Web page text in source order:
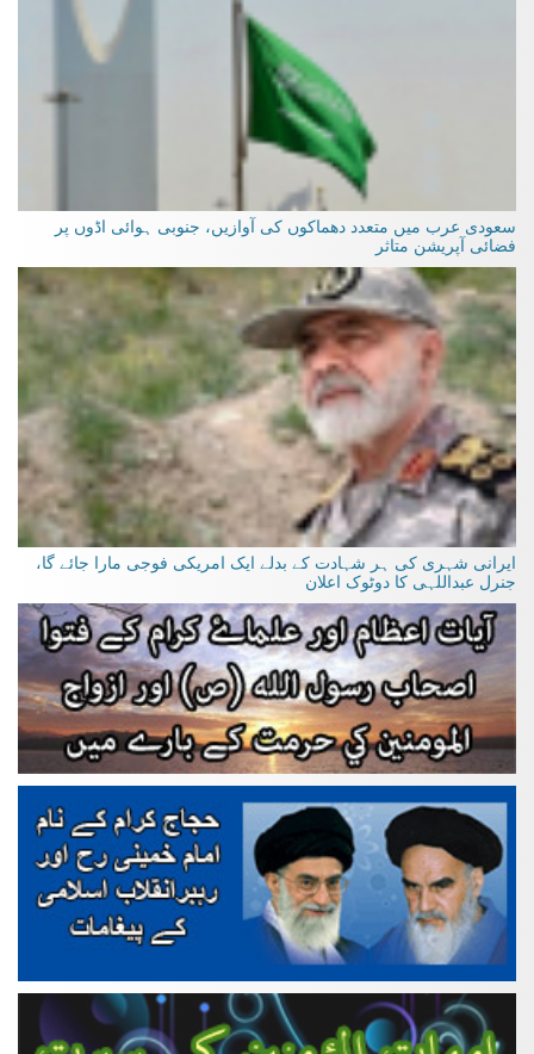
سعودی عرب میں متعدد دھماکوں کی آوازیں، جنوبی ہوائی اڈوں پر
فضائی آپریشن متاثر
ایرانی شہری کی ہر شہادت کے بدلے ایک امریکی فوجی مارا جائے گا،
جنرل عبداللہی کا دوٹوک اعلان